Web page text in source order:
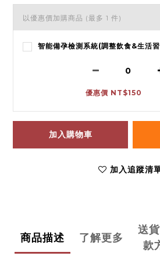
以優惠價加購商品 (最多 1 件)
智能備孕檢測系統(調整飲食&生活
優惠價 NT$150
加入購物車
加入追蹤清
商品描述 了解更多
送
款